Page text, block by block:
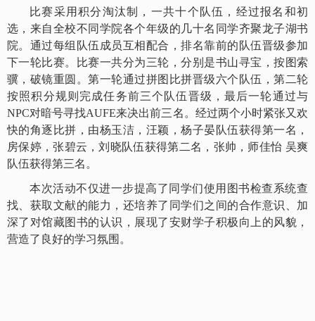
比赛采用积分淘汰制，一共十个队伍 ，经过报名和初
选，来自全校不同学院各个年级的几十名同学齐聚龙子湖书
院。通过每组队伍成员互相配合，排名靠前的队伍晋级参加
下一轮比赛。比赛一共分为三轮，分别是书山寻宝，按图索
骥，破镜重圆。第一轮通过拼图比拼晋级六个队伍，第二轮
按照积分规则完成任务前三个队伍晋级，最后一轮通过与
NPC对暗号寻找AUFE来决出前三名。经过两个小时紧张又欢
快的角逐比拼，由杨玉洁，汪颖，杨子晏队伍获得第一名，
房保婷，张碧云，刘晓队伍获得第二名，张帅，师佳怡 吴爽
队伍获得第三名。
本次活动不仅进一步提高了同学们使用图书检查系统查
找、获取文献的能力，还培养了同学们之间的合作意识、加
深了对馆藏图书的认识， 展现了安财学子积极向上的风貌，
营造了良好的学习氛围。